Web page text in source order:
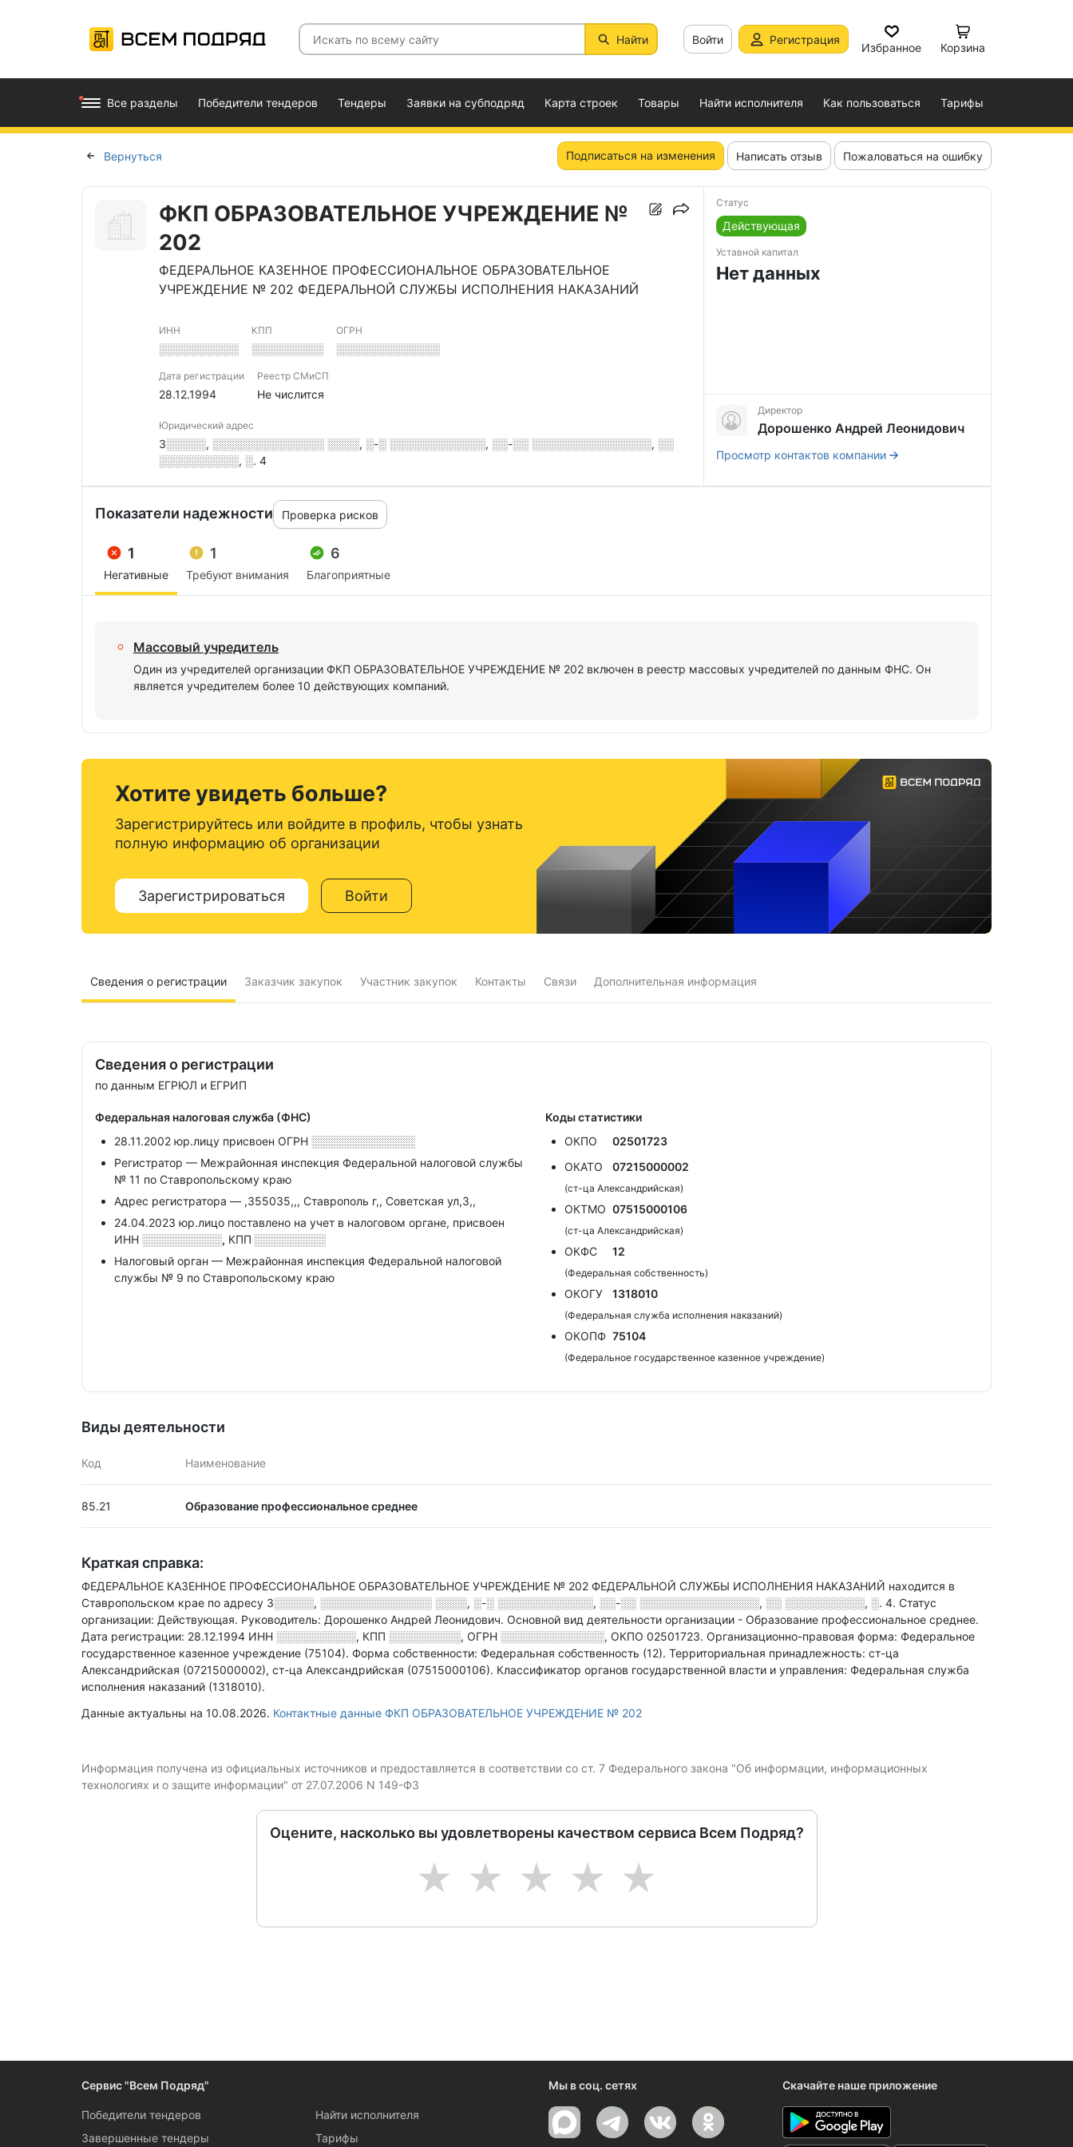
Найти Войти Регистрация
Избранное Корзина
Все разделы Победители тендеров Тендеры Заявки на субподряд Карта строек Товары Найти исполнителя Как пользоваться Тарифы
Вернуться Подписаться на изменения Написать отзыв Пожаловаться на ошибку
ФКП ОБРАЗОВАТЕЛЬНОЕ УЧРЕЖДЕНИЕ №
202
ФЕДЕРАЛЬНОЕ КАЗЕННОЕ ПРОФЕССИОНАЛЬНОЕ ОБРАЗОВАТЕЛЬНОЕ
УЧРЕЖДЕНИЕ № 202 ФЕДЕРАЛЬНОЙ СЛУЖБЫ ИСПОЛНЕНИЯ НАКАЗАНИЙ
ИНН
░░░░░░░░░░
КПП
░░░░░░░░░
ОГРН
░░░░░░░░░░░░░
Дата регистрации
28.12.1994
Реестр СМиСП
Не числится
Юридический адрес
3░░░░░, ░░░░░░░░░░░░░░ ░░░░, ░-░ ░░░░░░░░░░░░, ░░-░░ ░░░░░░░░░░░░░░░, ░░
░░░░░░░░░░, ░. 4
Статус
Действующая
Уставной капитал
Нет данных
Директор
Дорошенко Андрей Леонидович
Просмотр контактов компании
Показатели надежности Проверка рисков
1
Негативные
1
Требуют внимания
6
Благоприятные
Массовый учредитель
Один из учредителей организации ФКП ОБРАЗОВАТЕЛЬНОЕ УЧРЕЖДЕНИЕ № 202 включен в реестр массовых учредителей по данным ФНС. Он
является учредителем более 10 действующих компаний.
Хотите увидеть больше?
Зарегистрируйтесь или войдите в профиль, чтобы узнать
полную информацию об организации
Зарегистрироваться Войти
Сведения о регистрации Заказчик закупок Участник закупок Контакты Связи Дополнительная информация
Сведения о регистрации
по данным ЕГРЮЛ и ЕГРИП
Федеральная налоговая служба (ФНС)
28.11.2002 юр.лицу присвоен ОГРН ░░░░░░░░░░░░░
Регистратор — Межрайонная инспекция Федеральной налоговой службы
№ 11 по Ставропольскому краю
Адрес регистратора — ,355035,,, Ставрополь г,, Советская ул,3,,
24.04.2023 юр.лицо поставлено на учет в налоговом органе, присвоен
ИНН ░░░░░░░░░░, КПП ░░░░░░░░░
Налоговый орган — Межрайонная инспекция Федеральной налоговой
службы № 9 по Ставропольскому краю
Коды статистики
ОКПО
02501723
ОКАТО
07215000002
(ст-ца Александрийская)
ОКТМО 07515000106
(ст-ца Александрийская)
ОКФС 12
(Федеральная собственность)
ОКОГУ 1318010
(Федеральная служба исполнения наказаний)
ОКОПФ 75104
(Федеральное государственное казенное учреждение)
Виды деятельности
Код Наименование
85.21 Образование профессиональное среднее
Краткая справка:
ФЕДЕРАЛЬНОЕ КАЗЕННОЕ ПРОФЕССИОНАЛЬНОЕ ОБРАЗОВАТЕЛЬНОЕ УЧРЕЖДЕНИЕ № 202 ФЕДЕРАЛЬНОЙ СЛУЖБЫ ИСПОЛНЕНИЯ НАКАЗАНИЙ находится в
Ставропольском крае по адресу 3░░░░░, ░░░░░░░░░░░░░░ ░░░░, ░-░ ░░░░░░░░░░░░, ░░-░░ ░░░░░░░░░░░░░░░, ░░ ░░░░░░░░░░, ░. 4. Статус
организации: Действующая. Руководитель: Дорошенко Андрей Леонидович. Основной вид деятельности организации - Образование профессиональное среднее.
Дата регистрации: 28.12.1994 ИНН ░░░░░░░░░░, КПП ░░░░░░░░░, ОГРН ░░░░░░░░░░░░░, ОКПО 02501723. Организационно-правовая форма: Федеральное
государственное казенное учреждение (75104). Форма собственности: Федеральная собственность (12). Территориальная принадлежность: ст-ца
Александрийская (07215000002), ст-ца Александрийская (07515000106). Классификатор органов государственной власти и управления: Федеральная служба
исполнения наказаний (1318010).
Данные актуальны на 10.08.2026. Контактные данные ФКП ОБРАЗОВАТЕЛЬНОЕ УЧРЕЖДЕНИЕ № 202
Информация получена из официальных источников и предоставляется в соответствии со ст. 7 Федерального закона "Об информации, информационных
технологиях и о защите информации" от 27.07.2006 N 149-ФЗ
Оцените, насколько вы удовлетворены качеством сервиса Всем Подряд?
5
4
3
2
1
Сервис "Всем Подряд"
Победители тендеров
Завершенные тендеры
Найти исполнителя
Тарифы
Мы в соц. сетях Скачайте наше приложение